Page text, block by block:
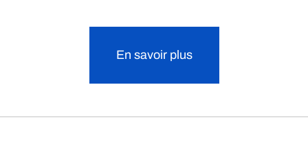
En savoir plus